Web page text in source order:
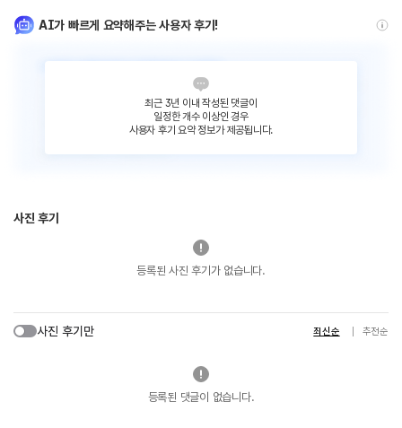
AI가 빠르게 요약해주는 사용자 후기!
최근 3년 이내 작성된 댓글이
일정한 개수 이상인 경우
사용자 후기 요약 정보가 제공됩니다.
사진 후기
등록된 사진 후기가 없습니다.
사진 후기만 최신순 추천순
등록된 댓글이 없습니다.